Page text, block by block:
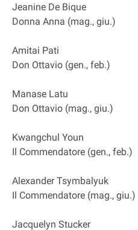
Jeanine De Bique
Donna Anna (mag., giu.)
Amitai Pati
Don Ottavio (gen., feb.)
Manase Latu
Don Ottavio (mag., giu.)
Kwangchul Youn
Il Commendatore (gen., feb.)
Alexander Tsymbalyuk
Il Commendatore (mag., giu.)
Jacquelyn Stucker